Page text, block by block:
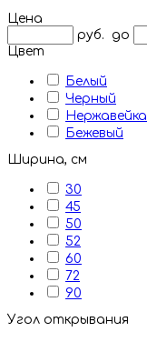
Цена
руб.
до
Цвет
Белый
Черный
Нержавейка
Бежевый
Ширина, см
30
45
50
52
60
72
90
Угол открывания